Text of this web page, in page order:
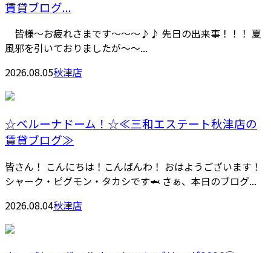
賃貸ブログ...
皆様～お疲れさまです～～～♪♪ 先日の出来事！！！ 夏
風邪を引いておりましたが～～...
2026.08.05秋津店
☆ベルーナドーム！☆≪三和エステート秋津店の
賃貸ブログ≫
皆さん！ こんにちは！こんばんわ！ おはようございます！
シャーク・ピグモン・タカシです🦈 さぁ、本日のブログ...
2026.08.04秋津店